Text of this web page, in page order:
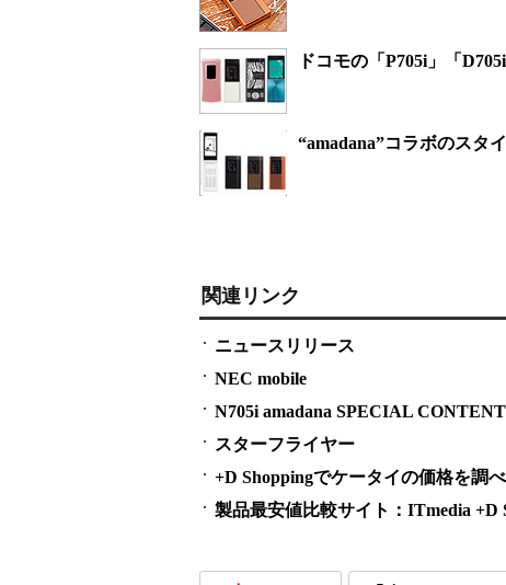
ドコモの「P705i」「
“amadana”コラボのスタ
関連リンク
ニュースリリース
NEC mobile
N705i amadana SPECIAL
スターフライヤー
+D Shoppingでケータイの価格を調
製品最安値比較サイト：ITmedia +D